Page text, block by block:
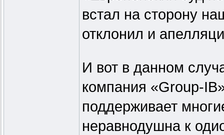
встал на сторону
отклонил и
И вот в данном
компания «Group-
поддерживает
неравнодушна к